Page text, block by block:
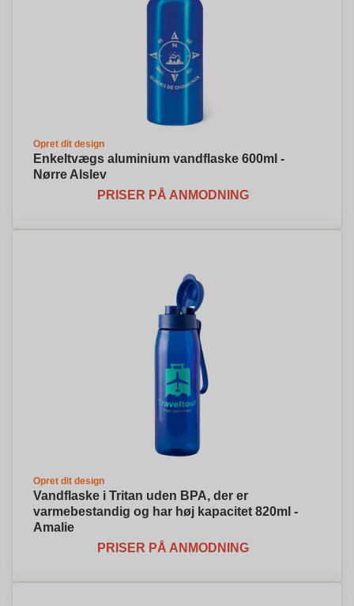
Opret dit design
Enkeltvægs aluminium vandflaske 600ml -
Nørre Alslev
PRISER PÅ ANMODNING
Opret dit design
Vandflaske i Tritan uden BPA, der er
varmebestandig og har høj kapacitet 820ml -
Amalie
PRISER PÅ ANMODNING